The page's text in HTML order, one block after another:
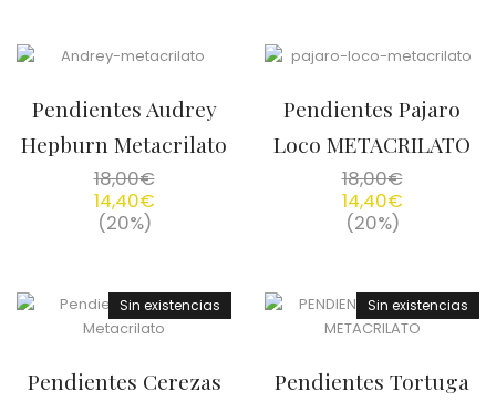
Pendientes Audrey
Hepburn Metacrilato
18,00€
14,40€
(20%)
Pendientes Pajaro
Loco METACRILATO
18,00€
14,40€
(20%)
Sin existencias
Pendientes Cerezas
Sin existencias
Pendientes Tortuga